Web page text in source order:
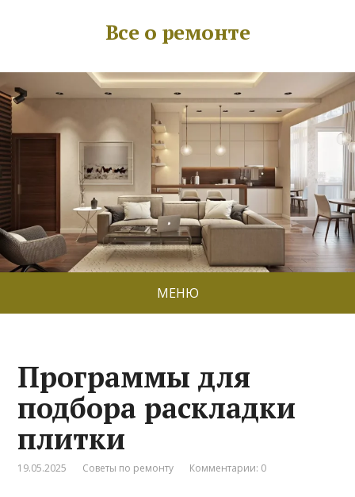
Все о ремонте
МЕНЮ
Программы для
подбора раскладки
плитки
19.05.2025 Советы по ремонту Комментарии: 0